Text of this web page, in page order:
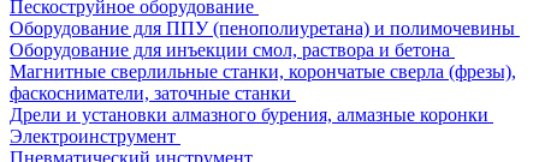
Пескоструйное оборудование
Оборудование для ППУ (пенополиуретана) и полимочевины
Оборудование для инъекции смол, раствора и бетона
Магнитные сверлильные станки, корончатые сверла (фрезы),
фаскосниматели, заточные станки
Дрели и установки алмазного бурения, алмазные коронки
Электроинструмент
Пневматический инструмент